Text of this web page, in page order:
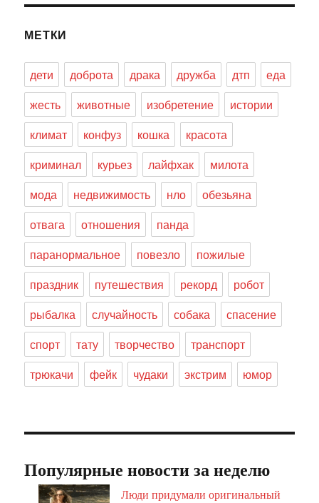
МЕТКИ
дети доброта драка дружба дтп
еда
жесть
животные изобретение
истории
климат
конфуз кошка
красота
криминал
курьез лайфхак
милота
мода
недвижимость нло
обезьяна
отвага
отношения
панда
паранормальное
повезло
пожилые
праздник
путешествия рекорд
робот
рыбалка
случайность собака
спасение
спорт
тату творчество
транспорт
трюкачи
фейк чудаки экстрим юмор
Популярные новости за неделю
Люди придумали оригинальный